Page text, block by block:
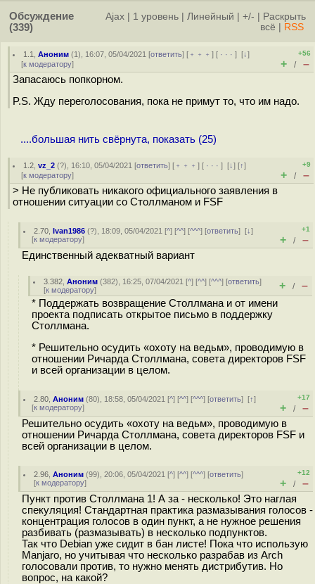
Обсуждение
(339)
Ajax 1 уровень Линейный +/-
Раскрыть
всё
RSS
1.1 ,Аноним (1), 16:07, 05/04/2021 [ответить] [ ﹢﹢﹢] [ · · ·][↓]
[к модератору]
+56
+ / –
Запасаюсь попкорном.
P.S. Жду переголосования, пока не примут то, что им надо.
....большая нить свёрнута, показать (25)
1.2 ,vz_2 (?), 16:10, 05/04/2021 [ответить] [ ﹢﹢﹢] [ · · ·][↓] [↑]
[к модератору]
+9
+ / –
> Не публиковать никакого официального заявления в
отношении ситуации со Столлманом и FSF
2.70 ,Ivan1986 (?), 18:09, 05/04/2021 [^] [^^] [^^^] [ответить][↓]
[к модератору]
+1
+ / –
Единственный адекватный вариант
3.382 ,Аноним (382), 16:25, 07/04/2021 [^] [^^] [^^^] [ответить]
[к модератору] + / –
* Поддержать возвращение Столлмана и от имени
проекта подписать открытое письмо в поддержку
Столлмана.
* Решительно осудить «охоту на ведьм», проводимую в
отношении Ричарда Столлмана, совета директоров FSF
и всей организации в целом.
2.80 ,Аноним (80), 18:58, 05/04/2021 [^] [^^] [^^^] [ответить][↑]
[к модератору]
+17
+ / –
Решительно осудить «охоту на ведьм», проводимую в
отношении Ричарда Столлмана, совета директоров FSF и
всей организации в целом.
2.96 ,Аноним (99), 20:06, 05/04/2021 [^] [^^] [^^^] [ответить]
[к модератору]
+12
+ / –
Пункт против Столлмана 1! А за - несколько! Это наглая
спекуляция! Стандартная практика размазывания голосов -
концентрация голосов в один пункт, а не нужное решения
разбивать (размазывать) в несколько подпунктов.
Так что Debian уже сидит в бан листе! Пока что использую
Manjaro, но учитывая что несколько разрабав из Arch
голосовали против, то нужно менять дистрибутив. Но
вопрос, на какой?